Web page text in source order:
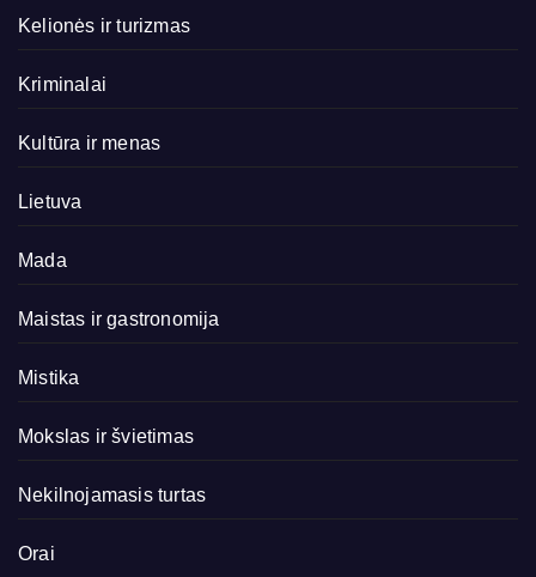
Kelionės ir turizmas
Kriminalai
Kultūra ir menas
Lietuva
Mada
Maistas ir gastronomija
Mistika
Mokslas ir švietimas
Nekilnojamasis turtas
Orai